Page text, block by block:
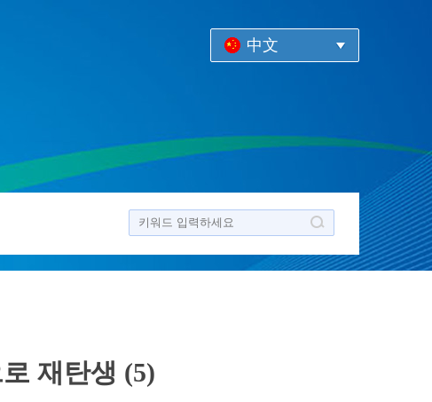
中文
재탄생 (5)